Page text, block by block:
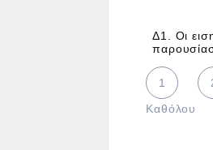
Δ1. Οι
Καθόλου
1
1 is